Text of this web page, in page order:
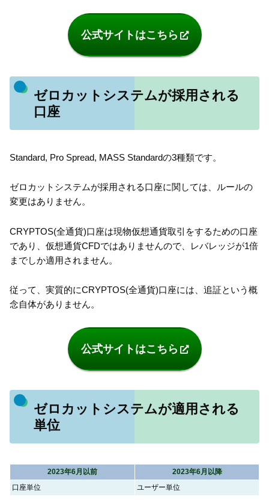
公式サイトはこちら
ゼロカットシステムが採用される
口座
Standard, Pro Spread, MASS Standardの3種類です。
ゼロカットシステムが採用される口座に関しては、ルールの
変更はありません。
CRYPTOS(全通貨)口座は現物仮想通貨取引をするための口座
であり、仮想通貨CFDではありませんので、レバレッジが1倍
までしか適用されません。
従って、実質的にCRYPTOS(全通貨)口座には、追証という概
念自体がありません。
公式サイトはこちら
ゼロカットシステムが適用される
単位
2023年6月以前
2023年6月以降
口座単位
ユーザー単位